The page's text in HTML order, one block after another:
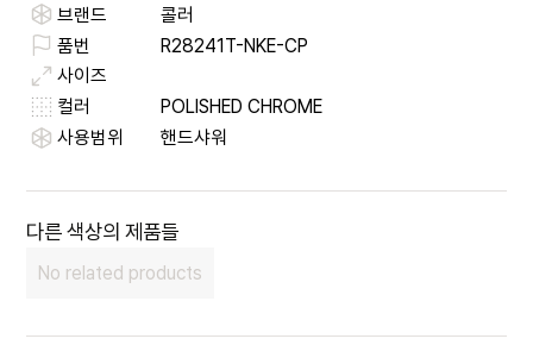
브랜드
콜러
품번
R28241T-NKE-CP
사이즈
컬러
POLISHED CHROME
사용범위
핸드샤워
다른 색상의 제품들
No related products